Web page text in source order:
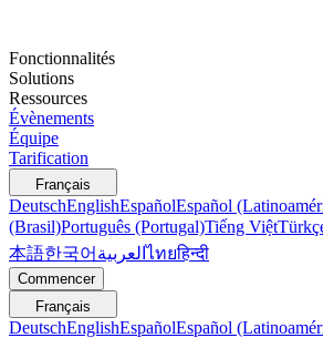
Fonctionnalités
Solutions
Ressources
Évènements
Équipe
Tarification
Français
DeutschEnglishEspañolEspañol
(Brasil)Português (Portugal)Tiếng Việt
本語한국어 العربيةไทยहिन्दी
Commencer
Français
DeutschEnglishEspañolEspañol